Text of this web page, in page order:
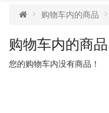
购物车内的商品
购物车内的商品
您的购物车内没有商品！